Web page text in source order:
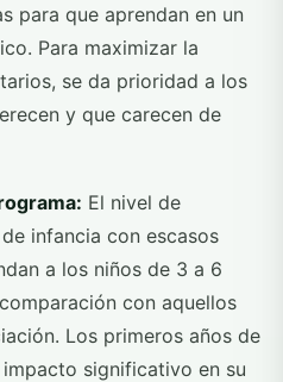
para que aprendan en un
Para maximizar la
se da prioridad a los
y que carecen de
El nivel de
infancia con escasos
a los niños de 3 a 6
con aquellos
Los primeros años de
significativo en su